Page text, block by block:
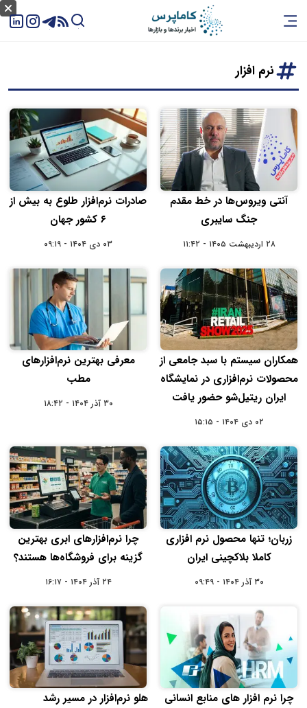
نرم افزار
آنتی ویروس‌ها در خط مقدم
جنگ سایبری
۲۸ اردیبهشت ۱۴۰۵ - ۱۱:۴۲
صادرات نرم‌افزار طلوع به بیش از
۶ کشور جهان
۰۳ دی ۱۴۰۴ - ۰۹:۱۹
همکاران سیستم با سبد جامعی از
محصولات نرم‌افزاری در نمایشگاه
ایران ریتیل‌شو حضور یافت
۰۲ دی ۱۴۰۴ - ۱۵:۱۵
معرفی بهترین نرم‌افزارهای
مطب
۳۰ آذر ۱۴۰۴ - ۱۸:۴۲
زربان؛ تنها محصول نرم افزاری
کاملا بلاکچینی ایران
۳۰ آذر ۱۴۰۴ - ۰۹:۴۹
چرا نرم‌افزارهای ابری بهترین
گزینه برای فروشگاه‌ها هستند؟
۲۴ آذر ۱۴۰۴ - ۱۶:۱۷
چرا نرم افزار های منابع انسانی
هلو نرم‌افزار در مسیر رشد